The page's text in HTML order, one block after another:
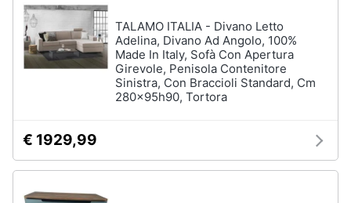
TALAMO ITALIA - Divano Letto
Adelina, Divano Ad Angolo, 100%
Made In Italy, Sofà Con Apertura
Girevole, Penisola Contenitore
Sinistra, Con Braccioli Standard, Cm
280x95h90, Tortora
€ 1929,99